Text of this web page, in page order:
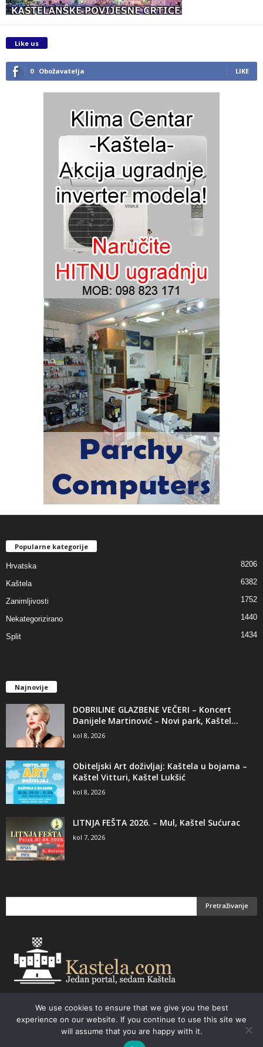
Like us
0 Obožavatelja LIKE
Popularne kategorije
Hrvatska 8206
Kaštela 6382
Zanimljivosti 1752
Nekategorizirano 1440
Split 1434
Najnovije
DOBRILINE GLAZBENE VEČERI – Koncert
Danijele Martinović – Novi park, Kaštel...
kol 8, 2026
Obiteljski Art doživljaj: Kaštela u bojama –
Kaštel Vitturi, Kaštel Lukšić
kol 8, 2026
LITNJA FEŠTA 2026. – Mul, Kaštel Sućurac
kol 7, 2026
kastela@kastela.com Tel: +385 21 232-437 Izrada web stranica,
prodaja informatičke opreme. Vaš izbor –
Parchy Computers
We use cookies to ensure that we give you the best
experience on our website. If you continue to use this site we
will assume that you are happy with it.